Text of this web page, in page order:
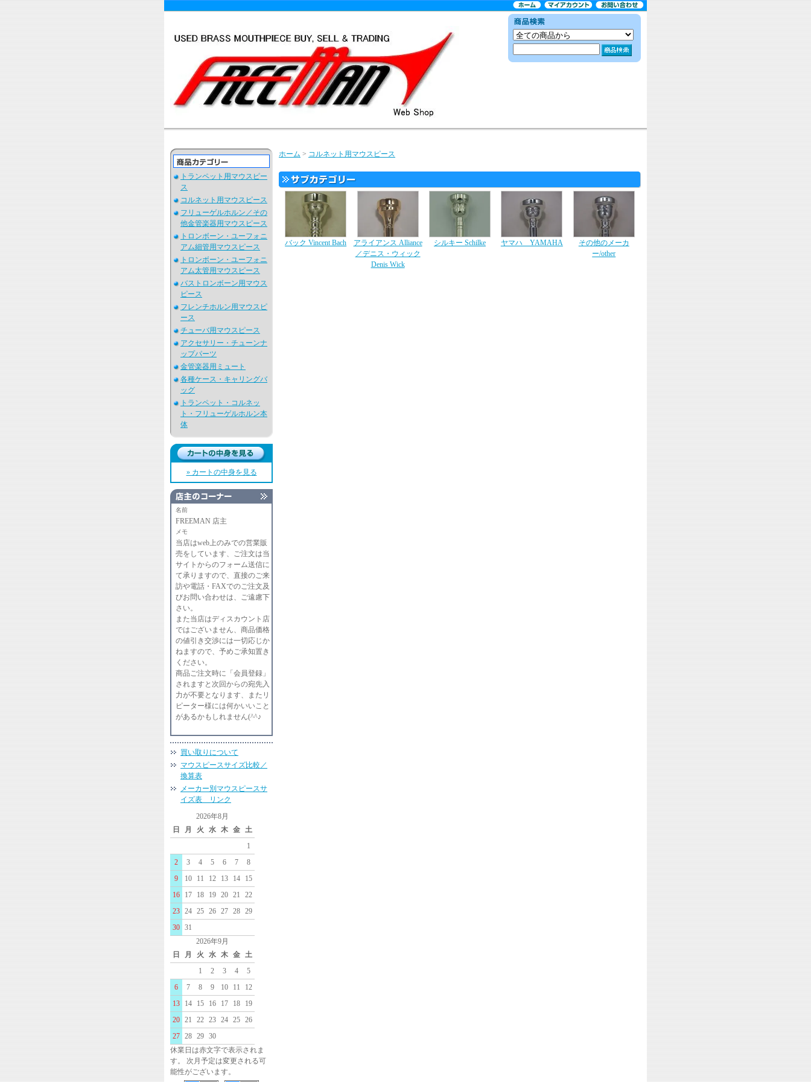
トランペット用マウスピー
ス
コルネット用マウスピース
フリューゲルホルン／その
他金管楽器用マウスピース
トロンボーン・ユーフォニ
アム細管用マウスピース
トロンボーン・ユーフォニ
アム太管用マウスピース
バストロンボーン用マウス
ピース
フレンチホルン用マウスピ
ース
チューバ用マウスピース
アクセサリー・チューンナ
ップパーツ
金管楽器用ミュート
各種ケース・キャリングバ
ッグ
トランペット・コルネッ
ト・フリューゲルホルン本
体
» カートの中身を見る
名前
FREEMAN 店主
メモ
当店はweb上のみでの営業販
売をしています、ご注文は当
サイトからのフォーム送信に
て承りますので、直接のご来
訪や電話・FAXでのご注文及
びお問い合わせは、ご遠慮下
さい。
また当店はディスカウント店
ではございません、商品価格
の値引き交渉には一切応じか
ねますので、予めご承知置き
ください。
商品ご注文時に「会員登録」
されますと次回からの宛先入
力が不要となります、またリ
ピーター様には何かいいこと
があるかもしれません(^^♪
買い取りについて
マウスピースサイズ比較／
換算表
メーカー別マウスピースサ
イズ表 リンク
2026年8月
日
月 火 水 木 金 土
1
2
3 4 5 6 7
8
9
10 11 12 13 14
15
16
17 18 19 20 21
22
23 24 25 26 27 28 29
30 31
2026年9月
日
月 火 水 木 金 土
1
2 3 4
5
6
7 8 9 10 11
12
13
14 15 16 17 18
19
20 21 22 23 24 25 26
27 28 29 30
休業日は赤文字で表示されま
す。 次月予定は変更される可
能性がございます。
ホーム > コルネット用マウスピース
バック Vincent Bach
アライアンス Alliance
／デニス・ウィック
Denis Wick
シルキー Schilke ヤマハ YAMAHA
その他のメーカ
ー/other